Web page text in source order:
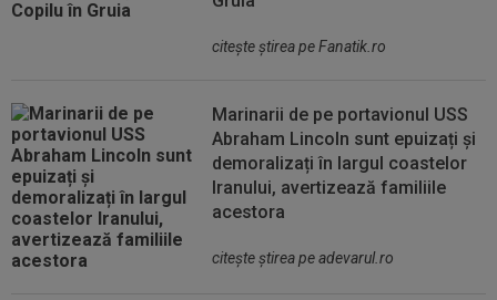
citeşte ştirea pe Fanatik.ro
Marinarii de pe portavionul USS
Abraham Lincoln sunt epuizați și
demoralizați în largul coastelor
Iranului, avertizează familiile
acestora
citeşte ştirea pe adevarul.ro